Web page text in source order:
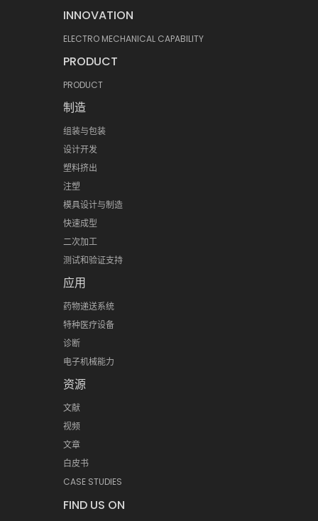
INNOVATION
ELECTRO MECHANICAL CAPABILITY
PRODUCT
PRODUCT
制造
组装与包装
设计开发
塑料挤出
注塑
模具设计与制造
快速成型
二次加工
测试和验证支持
应用
药物递送系统
特种医疗设备
诊断
电子机械能力
资源
文献
视频
文章
白皮书
CASE STUDIES
FIND US ON